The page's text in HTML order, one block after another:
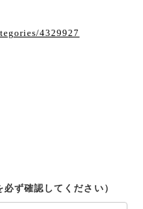
4329927
ず確認してください）